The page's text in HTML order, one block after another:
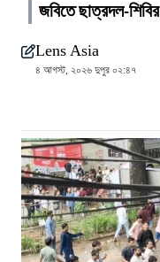
জবিতে ছাত্রদল-
Lens Asia
৪ আগস্ট, ২০২৬ দুপুর ০২:৪৭